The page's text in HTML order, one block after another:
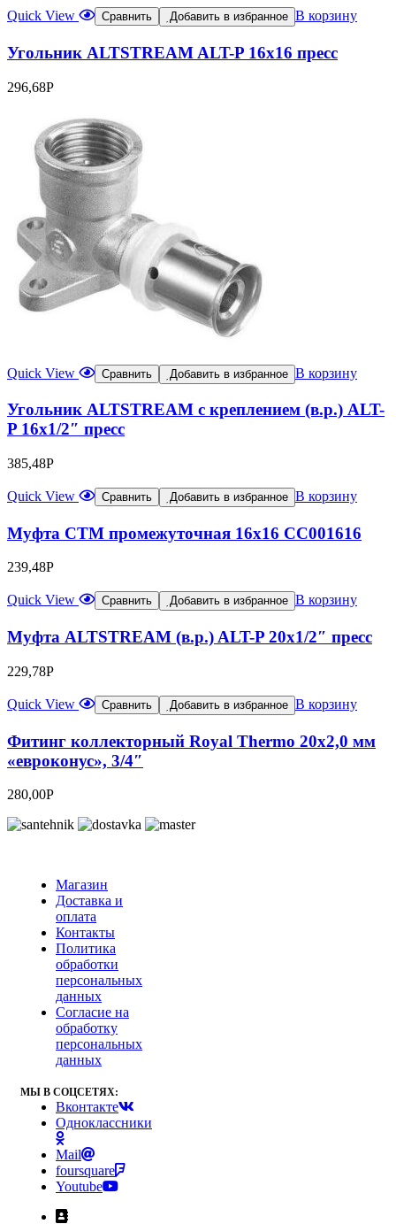
Quick View Сравнить Добавить в избранное В корзину
Угольник ALTSTREAM ALT-P 16х16 пресс
296,68Р
Quick View Сравнить Добавить в избранное В корзину
Угольник ALTSTREAM с креплением (в.р.) ALT-
P 16х1/2″ пресс
385,48Р
Quick View Сравнить Добавить в избранное В корзину
Муфта CTM промежуточная 16х16 CC001616
239,48Р
Quick View Сравнить Добавить в избранное В корзину
Муфта ALTSTREAM (в.р.) ALT-P 20х1/2″ пресс
229,78Р
Quick View Сравнить Добавить в избранное В корзину
Фитинг коллекторный Royal Thermo 20х2,0 мм
«евроконус», 3/4″
280,00Р
Магазин
Доставка и
оплата
Контакты
Политика
обработки
персональных
данных
Согласие на
обработку
персональных
данных
МЫ В СОЦСЕТЯХ:
Вконтакте
Одноклассники
Mail
foursquare
Youtube